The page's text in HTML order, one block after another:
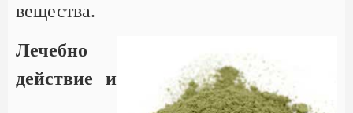
вещества.
Лечебно
действие и